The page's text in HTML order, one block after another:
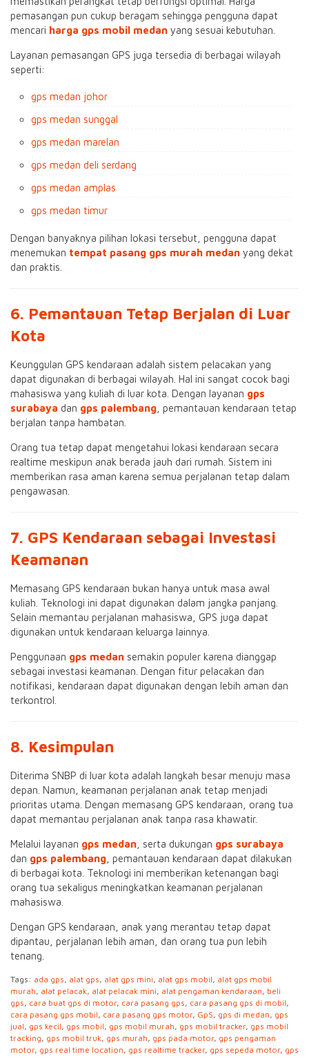
pemasangan pun cukup beragam sehingga pengguna dapat
mencari harga gps mobil medan yang sesuai kebutuhan.
Layanan pemasangan GPS juga tersedia di berbagai wilayah
seperti:
gps medan johor
gps medan sunggal
gps medan marelan
gps medan deli serdang
gps medan amplas
gps medan timur
Dengan banyaknya pilihan lokasi tersebut, pengguna dapat
menemukan tempat pasang gps murah medan yang dekat
dan praktis.
6. Pemantauan Tetap Berjalan di Luar
Kota
Keunggulan GPS kendaraan adalah sistem pelacakan yang
dapat digunakan di berbagai wilayah. Hal ini sangat cocok bagi
mahasiswa yang kuliah di luar kota. Dengan layanan gps
surabaya dan gps palembang , pemantauan kendaraan tetap
berjalan tanpa hambatan.
Orang tua tetap dapat mengetahui lokasi kendaraan secara
realtime meskipun anak berada jauh dari rumah. Sistem ini
memberikan rasa aman karena semua perjalanan tetap dalam
pengawasan.
7. GPS Kendaraan sebagai Investasi
Keamanan
Memasang GPS kendaraan bukan hanya untuk masa awal
kuliah. Teknologi ini dapat digunakan dalam jangka panjang.
Selain memantau perjalanan mahasiswa, GPS juga dapat
digunakan untuk kendaraan keluarga lainnya.
Penggunaan gps medan semakin populer karena dianggap
sebagai investasi keamanan. Dengan fitur pelacakan dan
notifikasi, kendaraan dapat digunakan dengan lebih aman dan
terkontrol.
8. Kesimpulan
Diterima SNBP di luar kota adalah langkah besar menuju masa
depan. Namun, keamanan perjalanan anak tetap menjadi
prioritas utama. Dengan memasang GPS kendaraan, orang tua
dapat memantau perjalanan anak tanpa rasa khawatir.
Melalui layanan gps medan , serta dukungan gps surabaya
dan gps palembang , pemantauan kendaraan dapat dilakukan
di berbagai kota. Teknologi ini memberikan ketenangan bagi
orang tua sekaligus meningkatkan keamanan perjalanan
mahasiswa.
Dengan GPS kendaraan, anak yang merantau tetap dapat
dipantau, perjalanan lebih aman, dan orang tua pun lebih
tenang.
Tags: ada gps, alat gps, alat gps mini, alat gps mobil, alat gps mobil
murah, alat pelacak, alat pelacak mini, alat pengaman kendaraan, beli
gps, cara buat gps di motor, cara pasang gps, cara pasang gps di mobil,
cara pasang gps mobil, cara pasang gps motor, GpS, gps di medan, gps
jual, gps kecil, gps mobil, gps mobil murah, gps mobil tracker, gps mobil
tracking, gps mobil truk, gps murah, gps pada motor, gps pengaman
motor, gps real time location, gps realtime tracker, gps sepeda motor, gps